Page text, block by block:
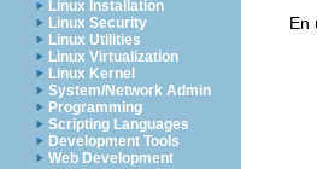
Linux Installation
Linux Security
Linux Utilities
Linux Virtualization
Linux Kernel
System/Network Admin
Programming
Scripting Languages
Development Tools
Web Development
En